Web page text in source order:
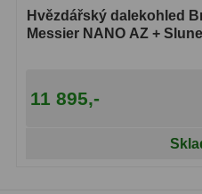
Hvězdářský dalekohled
Messier NANO AZ +
11 895,-